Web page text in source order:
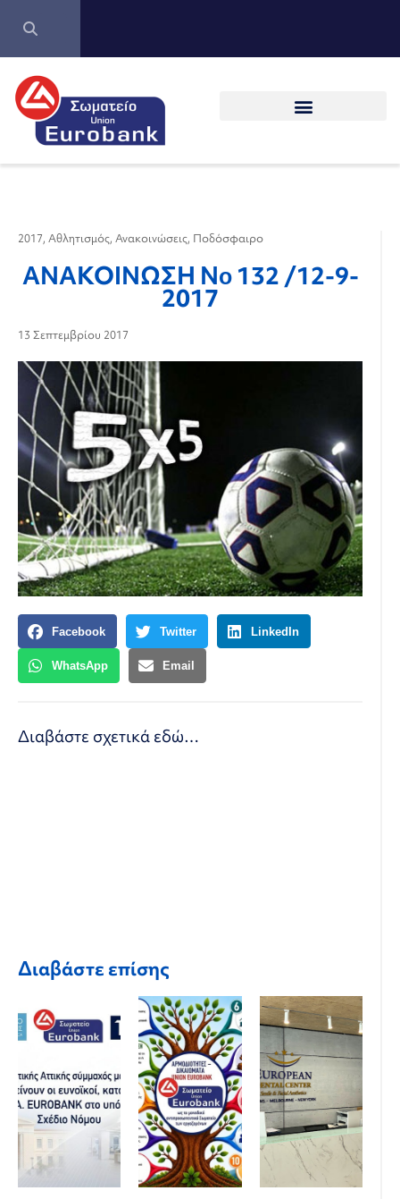
2017, Αθλητισμός, Ανακοινώσεις, Ποδόσφαιρο
ΑΝΑΚΟΙΝΩΣΗ Νo 132 /12-9-
2017
13 Σεπτεμβρίου 2017
Facebook Twitter LinkedIn
WhatsApp Email
Διαβάστε σχετικά εδώ…
Διαβάστε επίσης